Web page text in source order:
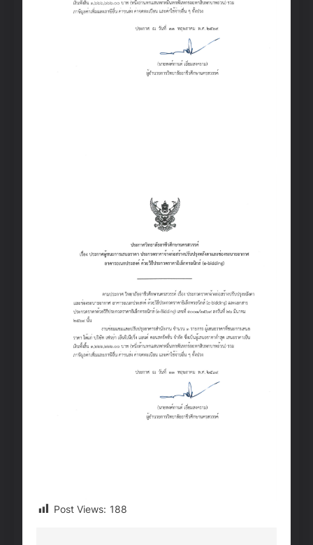
Post Views: 188